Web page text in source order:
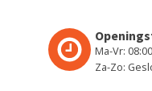
Ma-Vr:
Za-Zo: